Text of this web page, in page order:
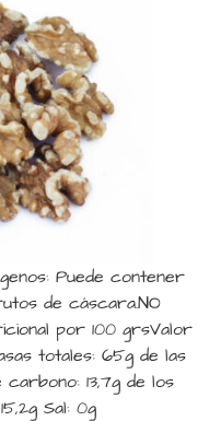
Puede contener
de cáscara.NO
por 100 grsValor
totales: 65g de las
carbono: 13,7g de los
Sal: 0g